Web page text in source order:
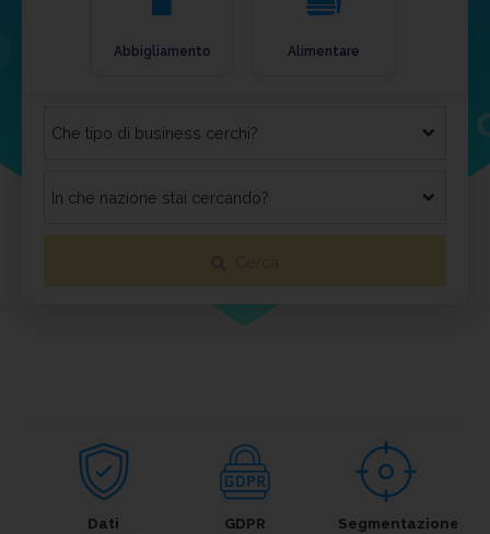
Abbigliamento Alimentare
Dati
GDPR
Segmentazione